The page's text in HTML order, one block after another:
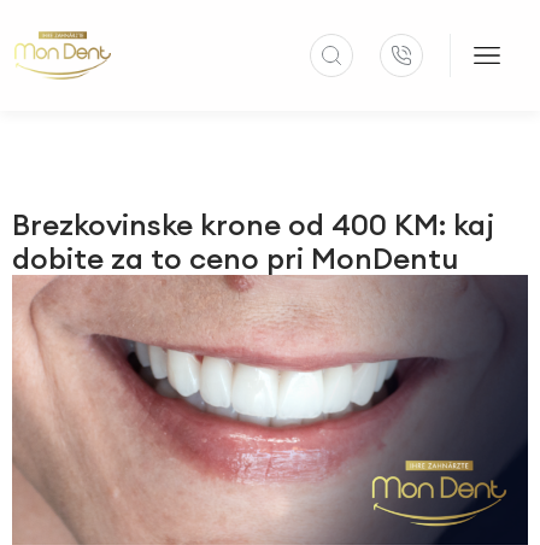
Brezkovinske krone od 400 KM: kaj
dobite za to ceno pri MonDentu